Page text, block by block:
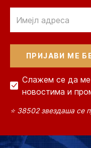
Слажем се да ме
новостима и
⭐ 38502 звездаша се